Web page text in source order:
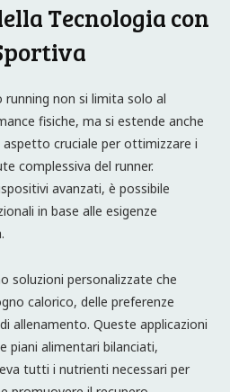
Tecnologia con
non si limita solo al
fisiche, ma si estende anche
cruciale per ottimizzare i
complessiva del runner.
avanzati, è possibile
in base alle esigenze
soluzioni personalizzate che
calorico, delle preferenze
allenamento. Queste applicazioni
piani alimentari bilanciati,
tutti i nutrienti necessari per